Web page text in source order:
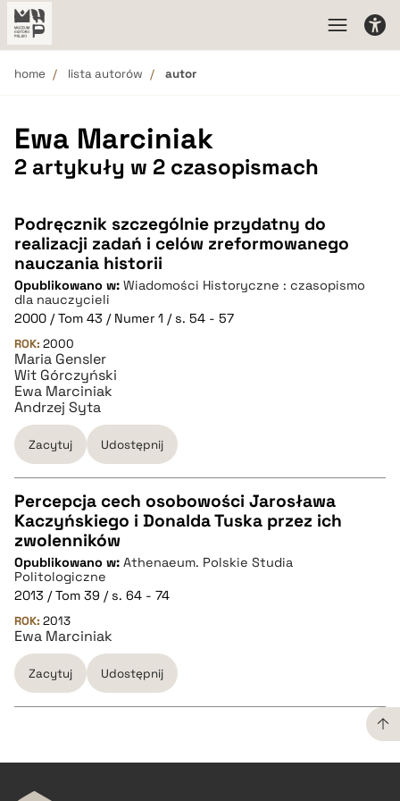
home lista autorów autor
Ewa Marciniak
2 artykuły w 2 czasopismach
Podręcznik szczególnie przydatny do
realizacji zadań i celów zreformowanego
nauczania historii
Opublikowano w: Wiadomości Historyczne : czasopismo
dla nauczycieli
2000 / Tom 43 / Numer 1 / s. 54 - 57
ROK: 2000
Maria Gensler
Wit Górczyński
Ewa Marciniak
Andrzej Syta
Zacytuj Udostępnij
CZYSTY TEKST
pobierz cytat
BIBTEX
pobierz cytat
Percepcja cech osobowości Jarosława
Kaczyńskiego i Donalda Tuska przez ich
zwolenników
Opublikowano w: Athenaeum. Polskie Studia
Politologiczne
2013 / Tom 39 / s. 64 - 74
ROK: 2013
Ewa Marciniak
Zacytuj Udostępnij
CZYSTY TEKST